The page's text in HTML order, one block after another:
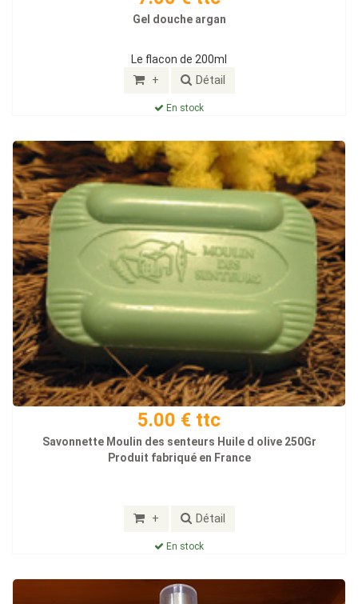
Gel douche argan
Le flacon de 200ml
+ Détail
En stock
5.00 € ttc
Savonnette Moulin des senteurs Huile d olive 250Gr
Produit fabriqué en France
+ Détail
En stock